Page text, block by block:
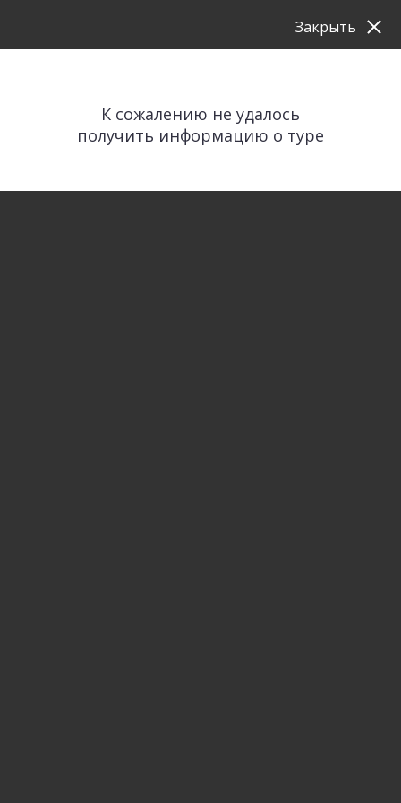
К сожалению не удалось
получить информацию о туре
Закрыть